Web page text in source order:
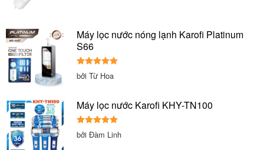
Máy lọc nước nóng lạnh Karofi Platinum
S66
Được xếp
hạng5 5
bởi Từ Hoa
Máy lọc nước Karofi KHY-TN100
Được xếp
hạng55
bởi Đàm Linh